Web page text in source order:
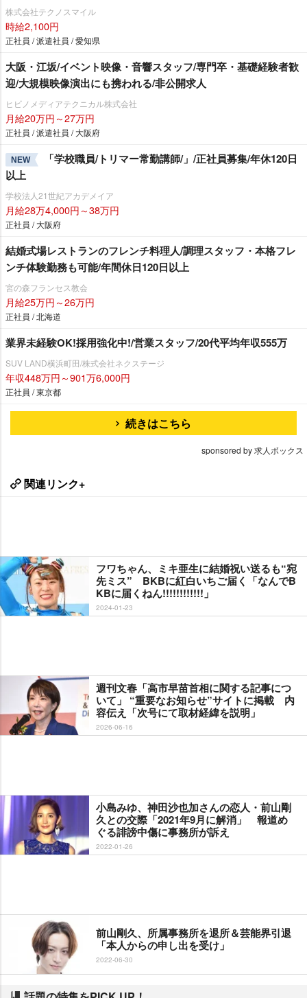
株式会社テクノスマイル
時給2,100円
正社員 / 派遣社員 / 愛知県
大阪・江坂/イベント映像・音響スタッフ/専門卒・基礎経験者歓
迎/大規模映像演出にも携われる/非公開求人
ヒビノメディアテクニカル株式会社
月給20万円～27万円
正社員 / 派遣社員 / 大阪府
NEW
「学校職員/トリマー常勤講師/」/正社員募集/年休120日
以上
学校法人21世紀アカデメイア
月給28万4,000円～38万円
正社員 / 大阪府
結婚式場レストランのフレンチ料理人/調理スタッフ・本格フレ
ンチ体験勤務も可能/年間休日120日以上
宮の森フランセス教会
月給25万円～26万円
正社員 / 北海道
業界未経験OK!採用強化中!/営業スタッフ/20代平均年収555万
SUV LAND横浜町田/株式会社ネクステージ
年収448万円～901万6,000円
正社員 / 東京都
続きはこちら
sponsored by 求人ボックス
関連リンク+
フワちゃん、ミキ亜生に結婚祝い送るも“宛
先ミス” BKBに紅白いちご届く「なんでB
KBに届くねん!!!!!!!!!!!!」
2024-01-23
週刊文春「高市早苗首相に関する記事につ
いて」 “重要なお知らせ”サイトに掲載 内
容伝え「次号にて取材経緯を説明」
2026-06-16
小島みゆ、神田沙也加さんの恋人・前山剛
久との交際「2021年9月に解消」 報道め
ぐる誹謗中傷に事務所が訴え
2022-01-26
前山剛久、所属事務所を退所＆芸能界引退
「本人からの申し出を受け」
2022-06-30